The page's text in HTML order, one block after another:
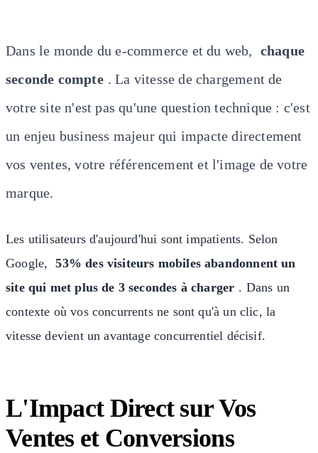
Dans le monde du e-commerce et du web, chaque
seconde compte . La vitesse de chargement de
votre site n'est pas qu'une question technique : c'est
un enjeu business majeur qui impacte directement
vos ventes, votre référencement et l'image de votre
marque.
Les utilisateurs d'aujourd'hui sont impatients. Selon
Google,
53% des visiteurs mobiles abandonnent un
site qui met plus de 3 secondes à charger . Dans un
contexte où vos concurrents ne sont qu'à un clic, la
vitesse devient un avantage concurrentiel décisif.
L'Impact Direct sur Vos
Ventes et Conversions